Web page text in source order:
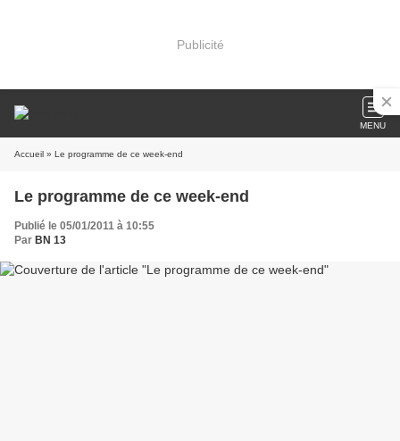
Publicité
MENU
Accueil » Le programme de ce week-end
Le programme de ce week-end
Publié le 05/01/2011 à 10:55
Par BN 13